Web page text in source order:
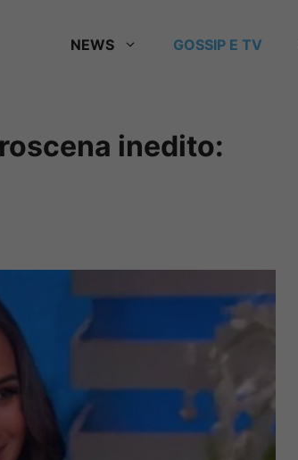
NEWS GOSSIP E TV
inedito: